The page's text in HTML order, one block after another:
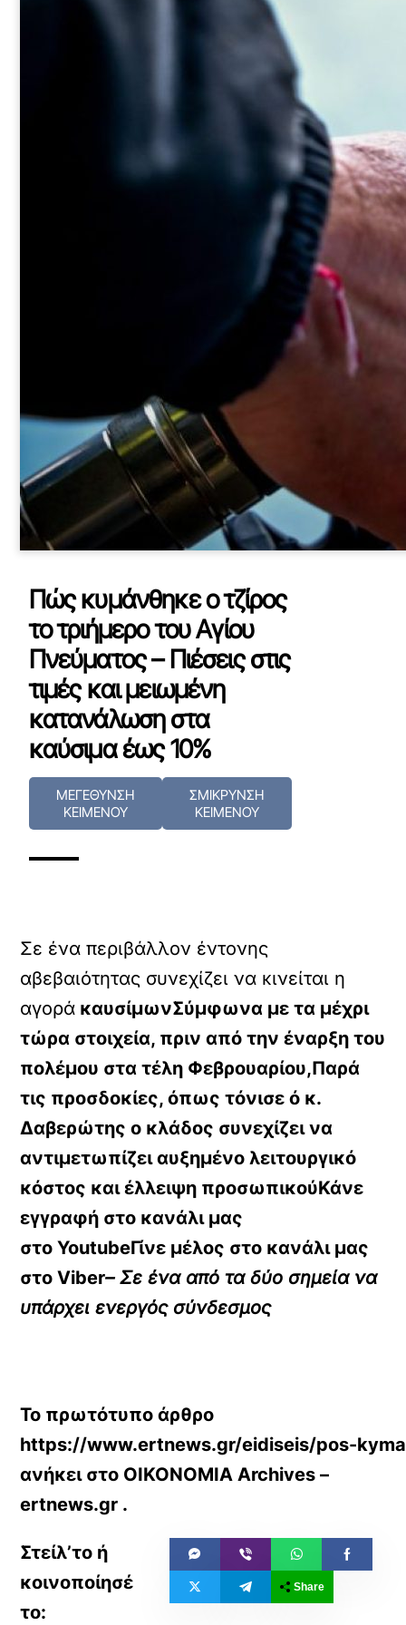
Πώς κυμάνθηκε ο τζίρος
το τριήμερο του Αγίου
Πνεύματος – Πιέσεις στις
τιμές και μειωμένη
κατανάλωση στα
καύσιμα έως 10%
ΜΕΓΕΘΥΝΣΗ
ΚΕΙΜΕΝΟΥ
ΣΜΙΚΡΥΝΣΗ
ΚΕΙΜΕΝΟΥ
Σε ένα περιβάλλον έντονης
αβεβαιότητας συνεχίζει να κινείται η
αγορά καυσίμωνΣύμφωνα με τα μέχρι
τώρα στοιχεία, πριν από τηνέναρξη του
πολέμου στα τέλη Φεβρουαρίου,Παρά
τις προσδοκίες, όπως τόνισε ό κ.
Δαβερώτης ο κλάδος συνεχίζει να
αντιμετωπίζει αυξημένο λειτουργικό
κόστος και έλλειψη προσωπικούΚάνε
εγγραφή στο κανάλι μας
στοYoutubeΓίνε μέλος στο κανάλι μας
στοViber– Σε ένα από τα δύο σημεία να
υπάρχει ενεργός σύνδεσμος
Το πρωτότυπο άρθρο
https://www.ertnews.gr/eidiseis/pos-
ανήκει στο ΟΙΚΟΝΟΜΙΑ Archives –
ertnews.gr .
Share